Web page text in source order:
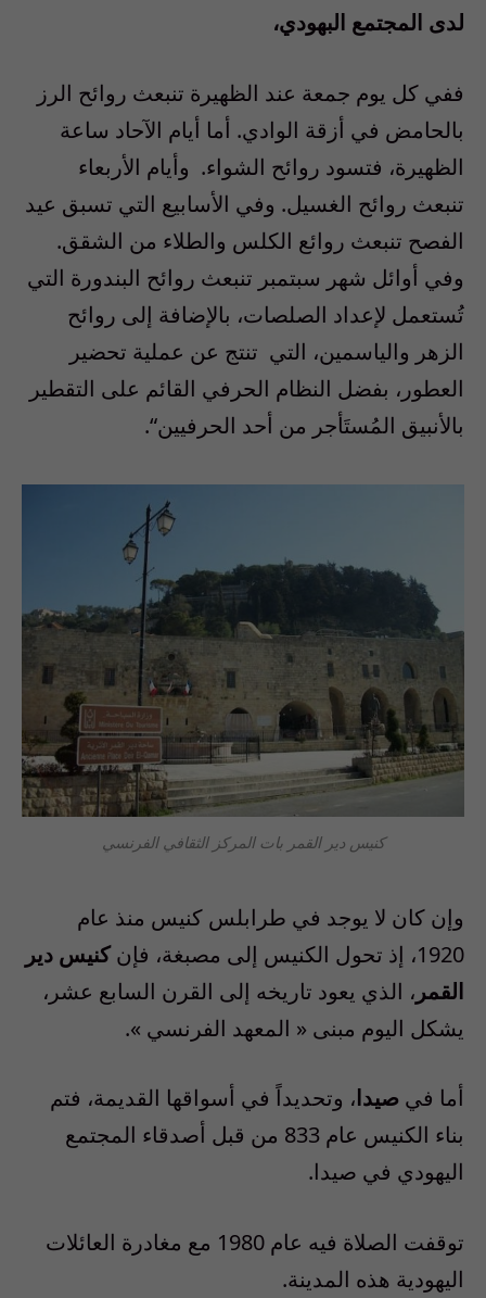
لدى المجتمع البهودي،
ففي كل يوم جمعة عند الظهيرة تنبعث روائح الرز
بالحامض في أزقة الوادي. أما أيام الآحاد ساعة
الظهيرة، فتسود روائح الشواء. وأيام الأربعاء
تنبعث روائح الغسيل. وفي الأسابيع التي تسبق عيد
الفصح تنبعث روائع الكلس والطلاء من الشقق.
وفي أوائل شهر سبتمبر تنبعث روائح البندورة التي
تُستعمل لإعداد الصلصات، بالإضافة إلى روائح
الزهر والياسمين، التي تنتج عن عملية تحضير
العطور، بفضل النظام الحرفي القائم على التقطير
بالأنبيق المُستَأجر من أحد الحرفيين“.
كنيس دير القمر بات المركز الثقافي الفرنسي
وإن كان لا يوجد في طرابلس كنيس منذ عام
1920، إذ تحول الكنيس إلى مصبغة، فإن
كنيس دير
القمر ، الذي يعود تاريخه إلى القرن السابع عشر،
يشكل اليوم مبنى « المعهد الفرنسي ».
أما في صيدا، وتحديداً في أسواقها القديمة، فتم
بناء الكنيس عام 833 من قبل أصدقاء المجتمع
اليهودي في صيدا.
توقفت الصلاة فيه عام 1980 مع مغادرة العائلات
اليهودية هذه المدينة.